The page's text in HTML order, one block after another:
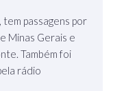
passagens por
Minas Gerais e
Também foi
rádio